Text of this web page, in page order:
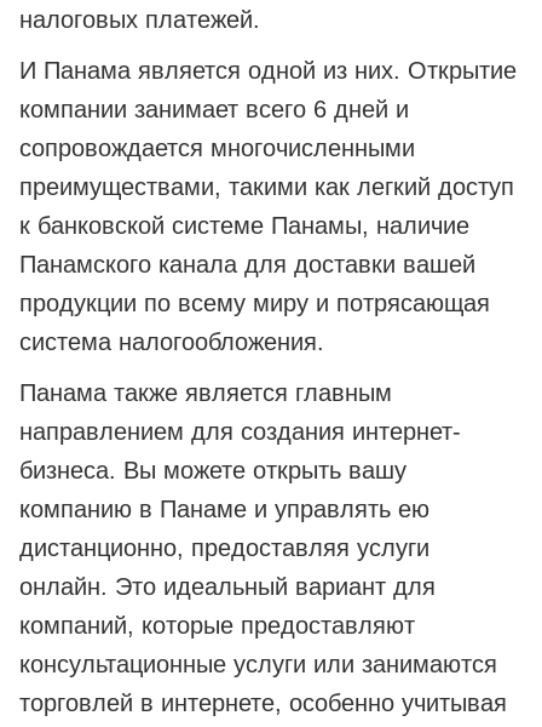
налоговых платежей.
И Панама является одной из них. Открытие
компании занимает всего 6 дней и
сопровождается многочисленными
преимуществами, такими как легкий доступ
к банковской системе Панамы, наличие
Панамского канала для доставки вашей
продукции по всему миру и потрясающая
система налогообложения.
Панама также является главным
направлением для создания интернет-
бизнеса. Вы можете открыть вашу
компанию в Панаме и управлять ею
дистанционно, предоставляя услуги
онлайн. Это идеальный вариант для
компаний, которые предоставляют
консультационные услуги или занимаются
торговлей в интернете, особенно учитывая